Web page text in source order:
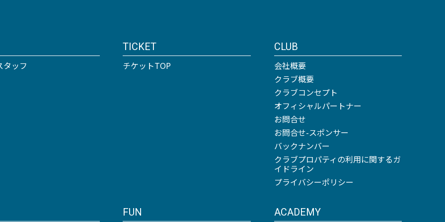
タッフ
TICKET
チケットTOP
FUN ACADEMY
CLUB
会社概要
クラブ概要
クラブコンセプト
オフィシャルパートナー
お問合せ
お問合せ-スポンサー
バックナンバー
クラブプロパティの利用に関するガ
イドライン
プライバシーポリシー